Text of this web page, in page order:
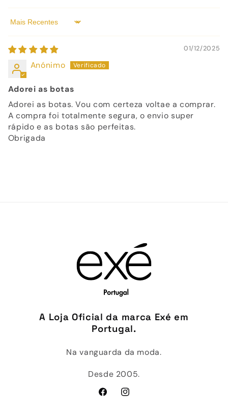
Sort by
01/12/2025
Anónimo
Adorei as botas
Adorei as botas. Vou com certeza voltae a comprar.
A compra foi totalmente segura, o envio super
rápido e as botas são perfeitas.
Obrigada
A Loja Oficial da marca Exé em
Portugal.
Na vanguarda da moda.
Desde 2005.
FacebookInstagram